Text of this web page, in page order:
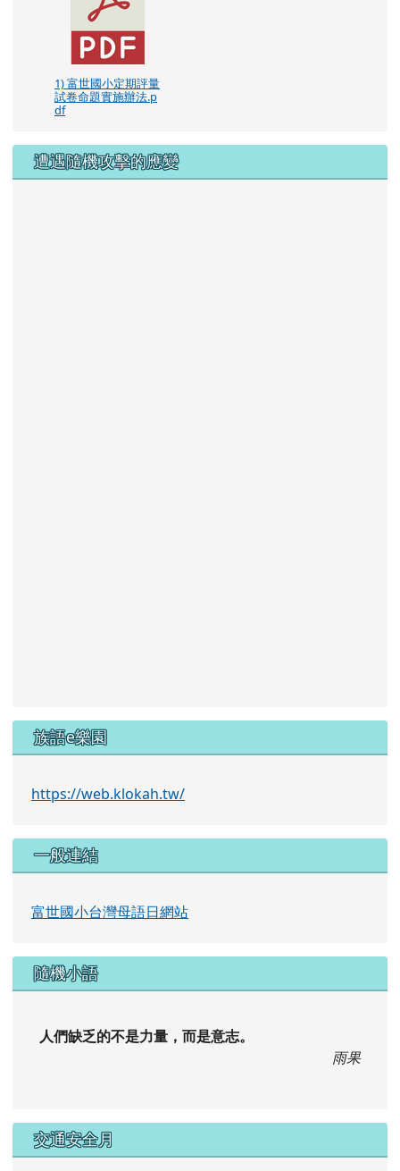
1) 富世國小定期評量
試卷命題實施辦法.p
df
遭遇隨機攻擊的應變
族語e樂園
https://web.klokah.tw/
一般連結
富世國小台灣母語日網站
隨機小語
人們缺乏的不是力量，而是意志。
雨果
交通安全月